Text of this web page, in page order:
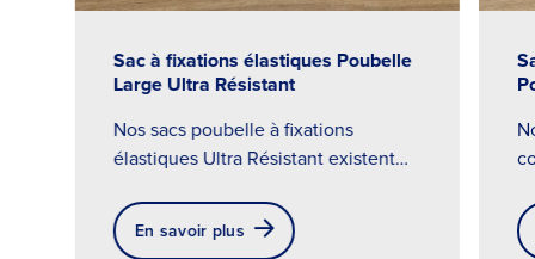
Rond
Sac à fixations élastiques Poubelle
Large Ultra Résistant
Nos sacs poubelle à fixations
élastiques Ultra Résistant existent
particulièrement adaptés aux
poubelles rectangulaires ou carrées.
En savoir plus